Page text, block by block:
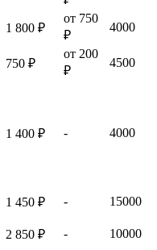
1 800 ₽
от 750
₽
4000
750 ₽
от 200
₽
4500
1 400 ₽ - 4000
1 450 ₽ -
15000
2 850 ₽ -
10000